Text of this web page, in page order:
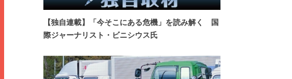
【独自連載】「今そこにある危機」を読み解く 国
際ジャーナリスト・ビニシウス氏